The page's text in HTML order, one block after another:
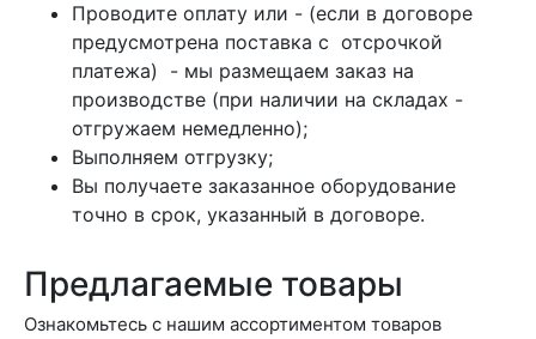
Проводите оплату или - (если в договоре
предусмотрена поставка с отсрочкой
платежа) - мы размещаем заказ на
производстве (при наличии на складах -
отгружаем немедленно);
Выполняем отгрузку;
Вы получаете заказанное оборудование
точно в срок, указанный в договоре.
Предлагаемые товары
Ознакомьтесь с нашим ассортиментом товаров